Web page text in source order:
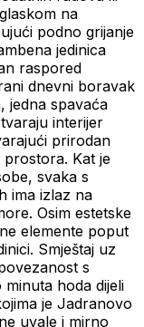
na
podno grijanje
jedinica
raspored
dnevni boravak
jedna spavaća
interijer
prirodan
Kat je
svaka s
ima izlaz na
Osim estetske
elemente poput
Smještaj uz
s
hoda dijeli
je Jadranovo
uvale i mirno